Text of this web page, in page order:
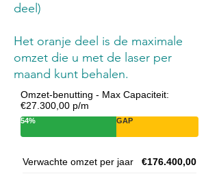
deel)
Het oranje deel is de maximale
omzet die u met de laser per
maand kunt behalen.
Omzet-benutting - Max Capaciteit:
€27.300,00 p/m
54% GAP
Verwachte omzet per jaar €176.400,00